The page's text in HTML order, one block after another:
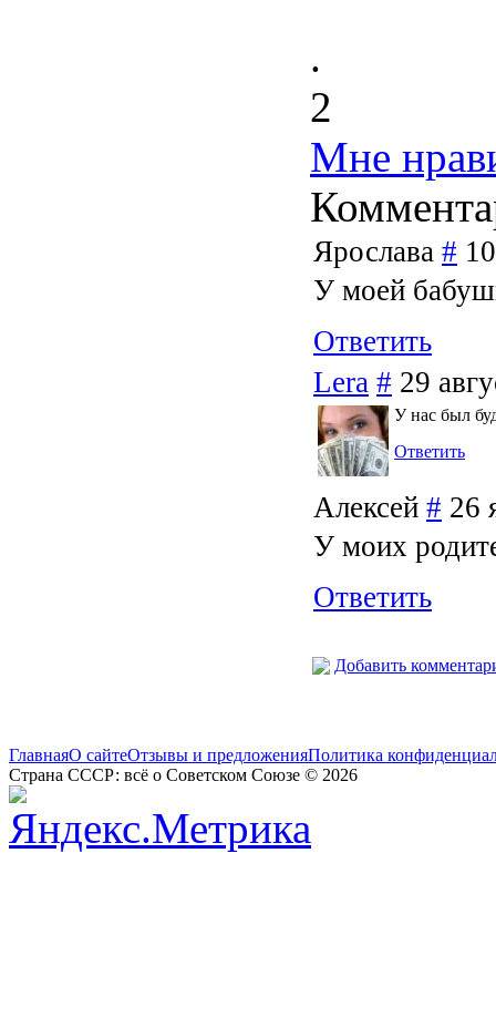
.
2
Мне
Ярослава #
У моей
Ответить
Lera # 29
У нас был
Ответить
Алексей # 26
У моих
Ответить
Добавить
ГлавнаяО сайтеОтзывы и предложенияПолитика
Страна СССР: всё о Советском Союзе © 2026